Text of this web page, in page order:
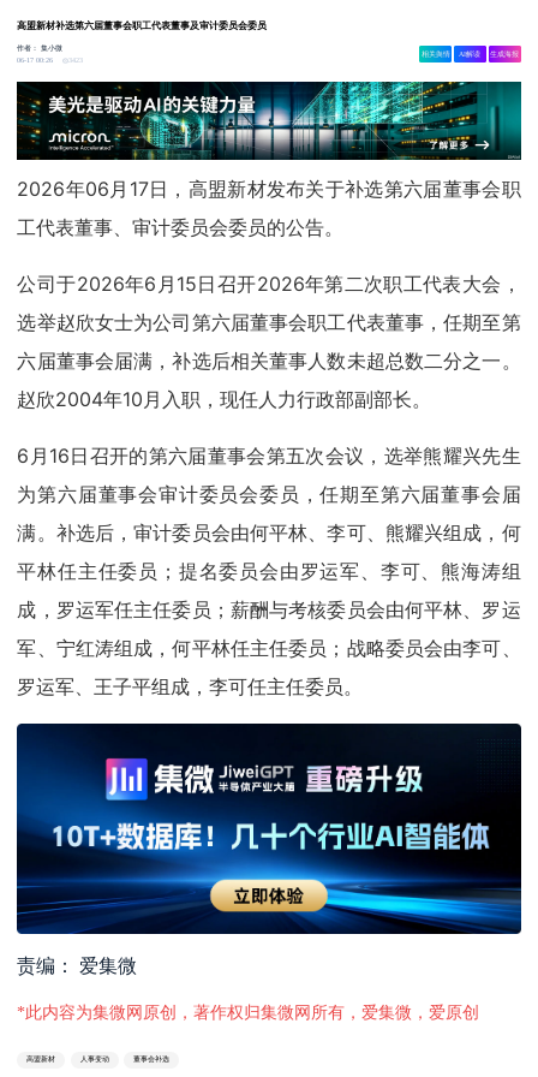
高盟新材补选第六届董事会职工代表董事及审计委员会委员
作者：集小微
06-17 00:26
3423
相关舆情 AI解读 生成海报
2026年06月17日，高盟新材发布关于补选第六届董事会职
工代表董事、审计委员会委员的公告。
公司于2026年6月15日召开2026年第二次职工代表大会，
选举赵欣女士为公司第六届董事会职工代表董事，任期至第
六届董事会届满，补选后相关董事人数未超总数二分之一。
赵欣2004年10月入职，现任人力行政部副部长。
6月16日召开的第六届董事会第五次会议，选举熊耀兴先生
为第六届董事会审计委员会委员，任期至第六届董事会届
满。补选后，审计委员会由何平林、李可、熊耀兴组成，何
平林任主任委员；提名委员会由罗运军、李可、熊海涛组
成，罗运军任主任委员；薪酬与考核委员会由何平林、罗运
军、宁红涛组成，何平林任主任委员；战略委员会由李可、
罗运军、王子平组成，李可任主任委员。
责编： 爱集微
*此内容为集微网原创，著作权归集微网所有，爱集微，爱原创
高盟新材 人事变动 董事会补选